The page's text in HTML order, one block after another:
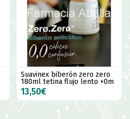
Suavinex biberón zero zero
180ml tetina flujo lento +0m
13,50€